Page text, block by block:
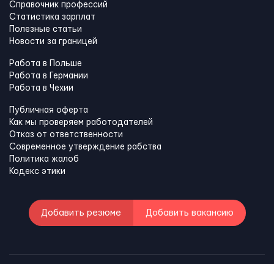
Справочник профессий
Статистика зарплат
Полезные статьи
Новости за границей
Работа в Польше
Работа в Германии
Работа в Чехии
Публичная оферта
Как мы проверяем работодателей
Отказ от ответственности
Современное утверждение рабства
Политика жалоб
Кодекс этики
Добавить резюме Добавить вакансию